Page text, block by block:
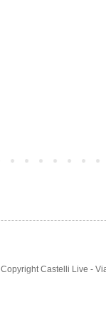
Copyright Castelli Live -